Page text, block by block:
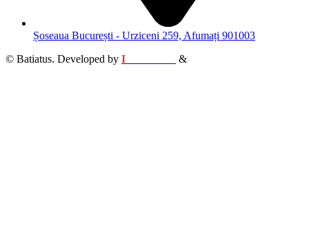
Șoseaua București - Urziceni 259, Afumați 901003
© Batiatus. Developed by I &